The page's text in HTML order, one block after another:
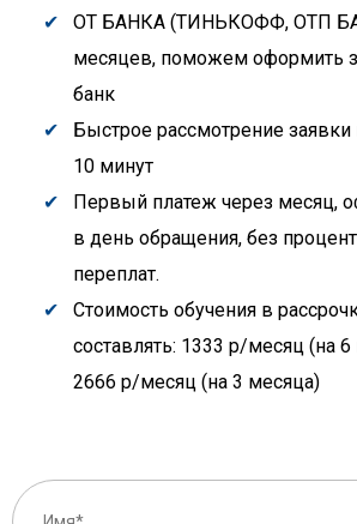
ОТ БАНКА (ТИНЬКОФФ, ОТП
месяцев, поможем оформить
банк
Быстрое рассмотрение заявки
10 минут
Первый платеж через месяц,
в день обращения, без
переплат.
Стоимость обучения в
составлять: 1333 р/месяц (на
2666 р/месяц (на 3 месяца)